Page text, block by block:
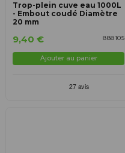
Trop-plein cuve eau 1000L
- Embout coudé Diamètre
20 mm
888105
9,40 €
Ajouter au panier